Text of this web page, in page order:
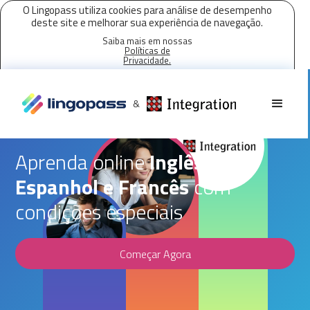
O Lingopass utiliza cookies para análise de desempenho
deste site e melhorar sua experiência de navegação.
Saiba mais em nossas
Políticas de
Privacidade.
Aceitar todos os cookies
&
Parceria Lingopass,
Aprenda onlineInglês,
Espanhol e Francêscom
condições especiais
Começar Agora